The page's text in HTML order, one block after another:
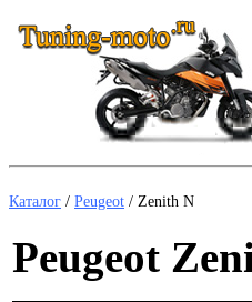
Каталог / Peugeot / Zenith N
Peugeot